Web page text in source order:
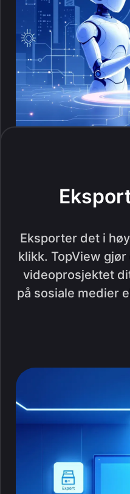
Eksporter det i
klikk. TopView
videoprosjektet
på sosiale medier